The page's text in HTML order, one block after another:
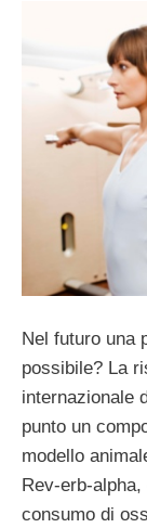
Nel futuro una
possibile? La
internazionale
punto un
modello
Rev-erb-
consumo di